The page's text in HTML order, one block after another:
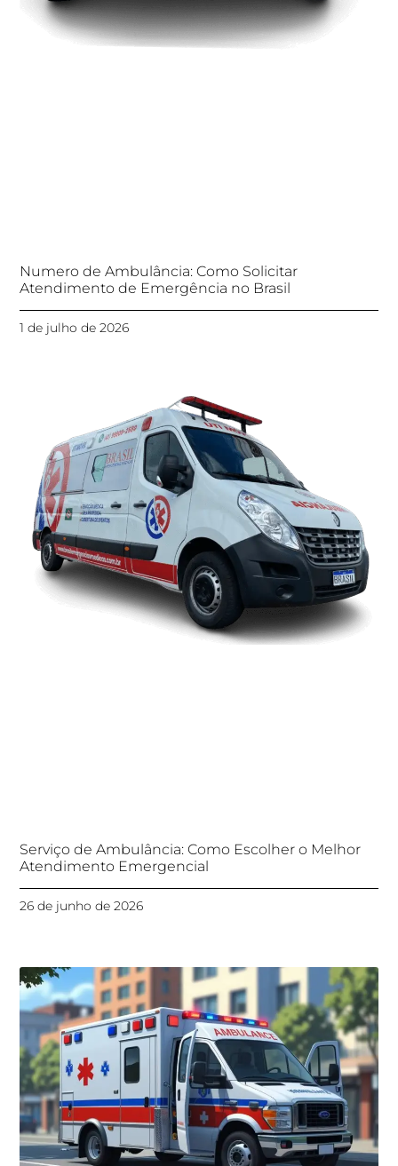
Numero de Ambulância: Como Solicitar
Atendimento de Emergência no Brasil
1 de julho de 2026
Serviço de Ambulância: Como Escolher o Melhor
Atendimento Emergencial
26 de junho de 2026